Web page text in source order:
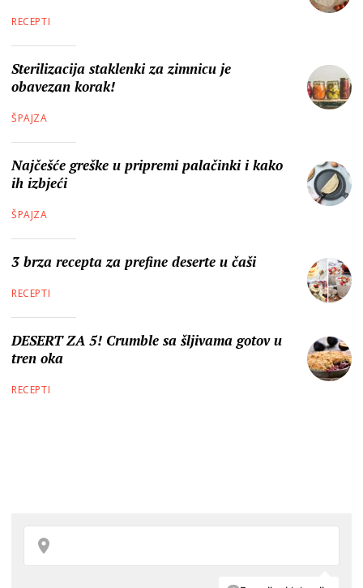
RECEPTI
Sterilizacija staklenki za zimnicu je
obavezan korak!
ŠPAJZA
Najčešće greške u pripremi palačinki i kako
ih izbjeći
ŠPAJZA
3 brza recepta za prefine deserte u čaši
RECEPTI
DESERT ZA 5! Crumble sa šljivama gotov u
tren oka
RECEPTI